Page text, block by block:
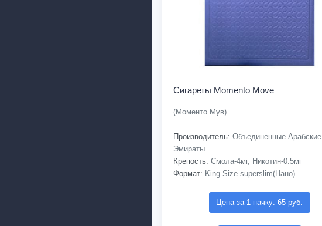
Сигареты Momento Move
(Моменто Мув)
Производитель: Объединенные Арабские
Эмираты
Крепость: Смола-4мг, Никотин-0.5мг
Формат: King Size superslim(Нано)
Цена за 1 пачку: 65 руб.